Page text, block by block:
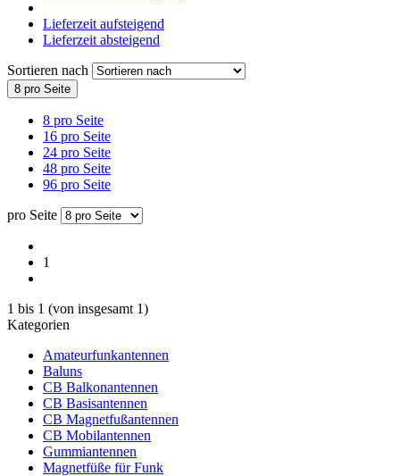
Lieferzeit aufsteigend
Lieferzeit absteigend
Sortieren nach
8 pro Seite
8 pro Seite
16 pro Seite
24 pro Seite
48 pro Seite
96 pro Seite
pro Seite
1
1 bis 1 (von insgesamt 1)
Kategorien
Amateurfunkantennen
Baluns
CB Balkonantennen
CB Basisantennen
CB Magnetfußantennen
CB Mobilantennen
Gummiantennen
Magnetfüße für Funk